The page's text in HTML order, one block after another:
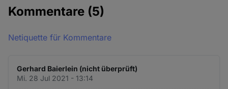
Kommentare (5)
Netiquette für Kommentare
Gerhard Baierlein (nicht überprüft)
Mi. 28 Jul 2021 - 13:14